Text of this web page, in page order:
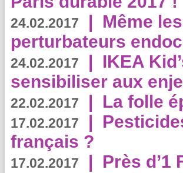
24.02.2017 | Même
perturbateurs
24.02.2017 | IKEA
sensibiliser aux
22.02.2017 | La folle
17.02.2017 |
français ?
17.02.2017 | Près d’1